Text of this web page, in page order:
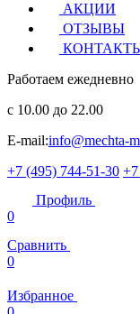
АКЦИИ
ОТЗЫВЫ
Работаем ежедневно
с 10.00 до 22.00
E-mail:info@mechta-
+7 (495) 744-51-30
Профиль
0
Сравнить
0
Избранное